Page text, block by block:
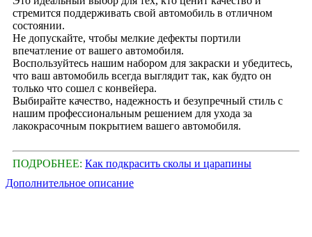
стремится поддерживать свой автомобиль в отличном
состоянии.
Не допускайте, чтобы мелкие дефекты портили
впечатление от вашего автомобиля.
Воспользуйтесь нашим набором для закраски и убедитесь,
что ваш автомобиль всегда выглядит так, как будто он
только что сошел с конвейера.
Выбирайте качество, надежность и безупречный стиль с
нашим профессиональным решением для ухода за
лакокрасочным покрытием вашего автомобиля.
ПОДРОБНЕЕ: Как подкрасить сколы и царапины
Дополнительное описание